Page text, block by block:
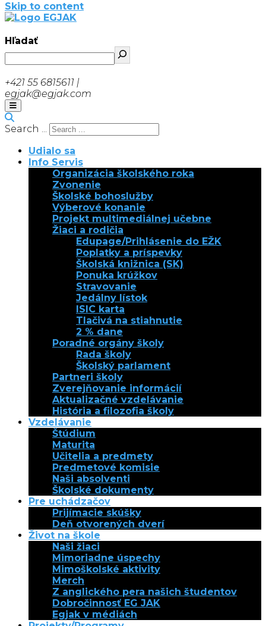
Skip to content
EGJAK
Hľadať
+421 55 6815611 |
egjak@egjak.com
Search ...
Udialo sa
Info Servis
Organizácia školského roka
Zvonenie
Školské bohoslužby
Výberové konanie
Projekt multimediálnej učebne
Žiaci a rodičia
Edupage/Prihlásenie do EŽK
Poplatky a príspevky
Školská knižnica (SK)
Ponuka krúžkov
Stravovanie
Jedálny lístok
ISIC karta
Tlačivá na stiahnutie
2 % dane
Poradné orgány školy
Rada školy
Školský parlament
Partneri školy
Zverejňovanie informácií
Aktualizačné vzdelávanie
História a filozofia školy
Vzdelávanie
Štúdium
Maturita
Učitelia a predmety
Predmetové komisie
Naši absolventi
Školské dokumenty
Pre uchádzačov
Prijímacie skúšky
Deň otvorených dverí
Život na škole
Naši žiaci
Mimoriadne úspechy
Mimoškolské aktivity
Merch
Z anglického pera našich študentov
Dobročinnosť EG JAK
Egjak v médiách